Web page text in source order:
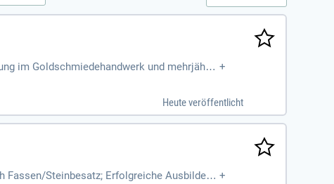
im Goldschmiedehandwerk und mehrjährig
und strukturierte Arbeitsweise sind gefragt.
Ihre kreativen Ideen sind bei uns herzlich
+
Heute veröffentlicht
Steinbesatz; Erfolgreiche Ausbilderei +